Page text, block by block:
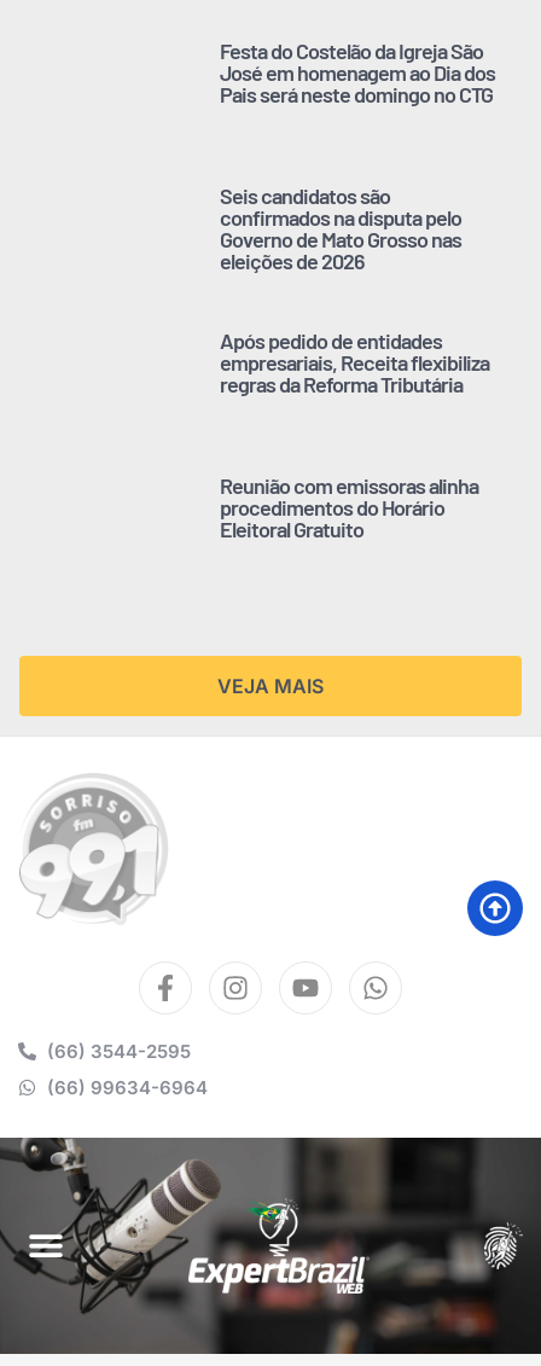
Festa do Costelão da Igreja São
José em homenagem ao Dia dos
Pais será neste domingo no CTG
Seis candidatos são
confirmados na disputa pelo
Governo de Mato Grosso nas
eleições de 2026
Após pedido de entidades
empresariais, Receita flexibiliza
regras da Reforma Tributária
Reunião com emissoras alinha
procedimentos do Horário
Eleitoral Gratuito
VEJA MAIS
(66) 3544-2595
(66) 99634-6964